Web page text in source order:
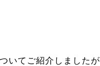
いてご紹介しましたが